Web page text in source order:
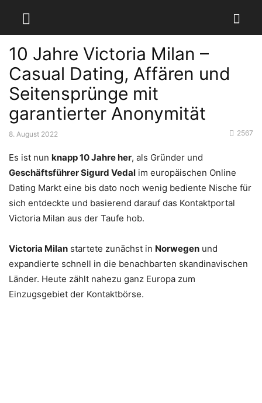
10 Jahre Victoria Milan –
Casual Dating, Affären und
Seitensprünge mit
garantierter Anonymität
8. August 2022 2567
Es ist nun knapp 10 Jahre her, als Gründer und
Geschäftsführer Sigurd Vedal im europäischen Online
Dating Markt eine bis dato noch wenig bediente Nische für
sich entdeckte und basierend darauf das Kontaktportal
Victoria Milan aus der Taufe hob.
Victoria Milan startete zunächst in Norwegen und
expandierte schnell in die benachbarten skandinavischen
Länder. Heute zählt nahezu ganz Europa zum
Einzugsgebiet der Kontaktbörse.